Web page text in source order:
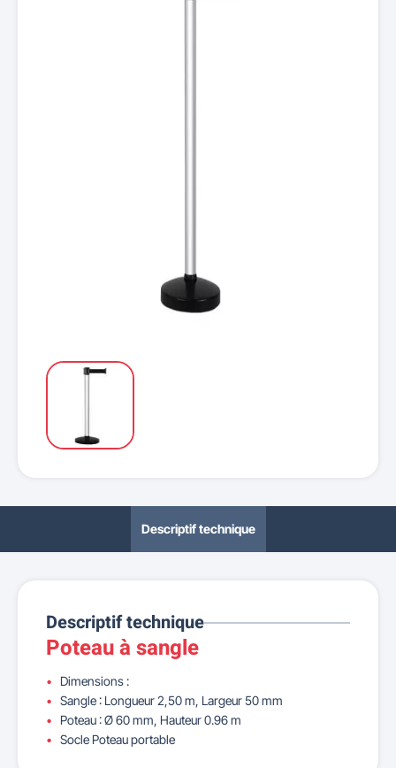
Descriptif technique
Descriptif technique
Poteau à sangle
Dimensions :
Sangle : Longueur 2,50 m, Largeur 50 mm
Poteau : Ø 60 mm, Hauteur 0.96 m
Socle Poteau portable